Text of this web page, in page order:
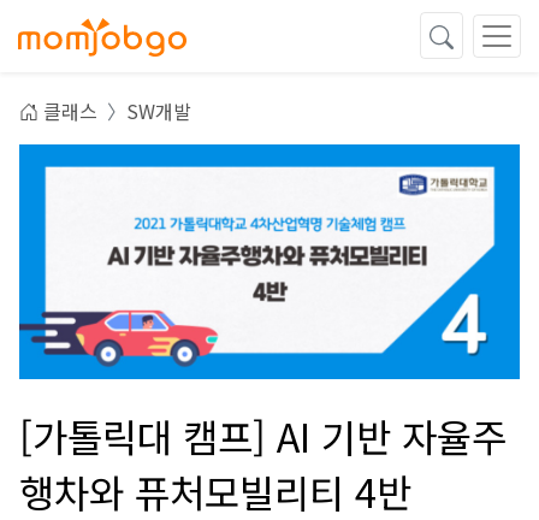
클래스 SW개발
[가톨릭대 캠프] AI 기반 자율주
행차와 퓨처모빌리티 4반